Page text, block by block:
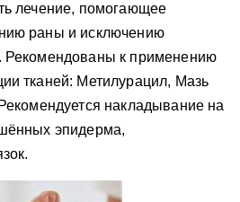
лечение, помогающее
раны и исключению
Рекомендованы к применению
тканей: Метилурацил, Мазь
накладывание на
эпидерма,